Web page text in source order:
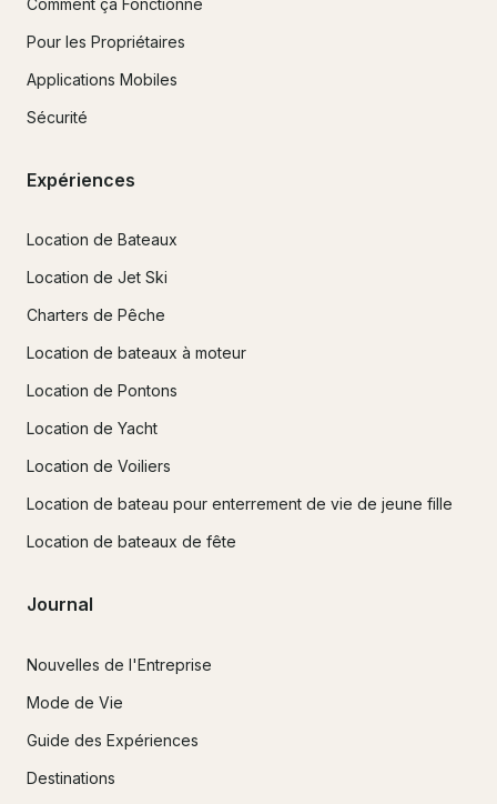
Pour les Propriétaires
Applications Mobiles
Sécurité
Expériences
Location de Bateaux
Location de Jet Ski
Charters de Pêche
Location de bateaux à moteur
Location de Pontons
Location de Yacht
Location de Voiliers
Location de bateau pour enterrement de vie de jeune fille
Location de bateaux de fête
Journal
Nouvelles de l'Entreprise
Mode de Vie
Guide des Expériences
Destinations